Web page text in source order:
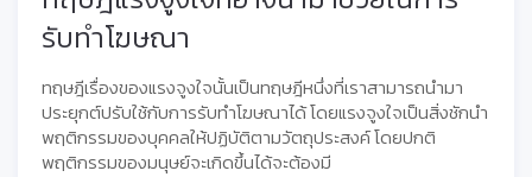
รับทำโฆษณา
ทฤษฎีเรื่องของแรงจูงใจนั้นเป็นทฤษฎีหนึ่งที่เราสามารถนำมา
ประยุกต์ปรับใช้กับการรับทำโฆษณาได้ โดยแรงจูงใจเป็นสิ่งชักนำ
พฤติกรรมของบุคคลให้ปฏิบัติตามวัตถุประสงค์ โดยปกติ
พฤติกรรมของมนุษย์จะเกิดขึ้นได้จะต้องมี